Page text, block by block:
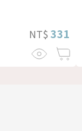
NT$ 331